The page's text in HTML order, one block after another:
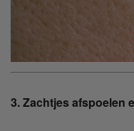
3. Zachtjes afspoelen